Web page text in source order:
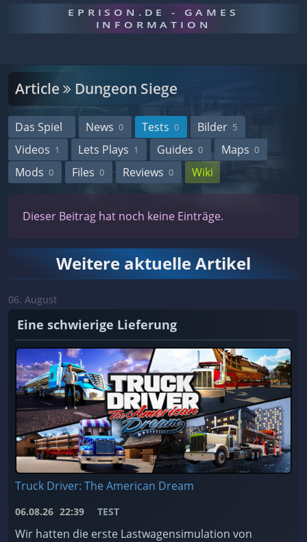
EPRISON.DE - GAMES
INFORMATION
Article Dungeon Siege
Das Spiel News 0 Tests 0 Bilder 5
Videos 1 Lets Plays 1 Guides 0 Maps 0
Mods 0 Files 0 Reviews 0 Wiki
Dieser Beitrag hat noch keine Einträge.
Weitere aktuelle Artikel
06. August
Eine schwierige Lieferung
Truck Driver: The American Dream
06.08.26 22:39 TEST
Wir hatten die erste Lastwagensimulation von